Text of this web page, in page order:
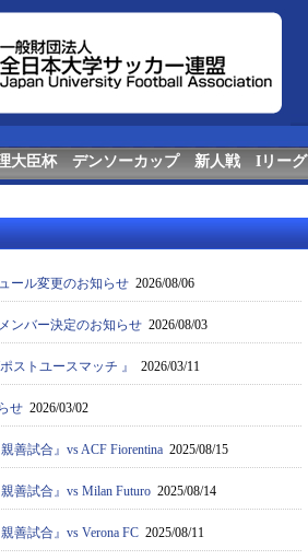
大臣杯 デンソーカップ 新人戦 Iリーグ
ール変更のお知らせ 2026/08/06
ンバー決定のお知らせ 2026/08/03
ストユースマッチ 』 2026/03/11
せ 2026/03/02
善試合』vs ACF Fiorentina 2025/08/15
善試合』vs Milan Futuro 2025/08/14
善試合』vs Verona FC 2025/08/11